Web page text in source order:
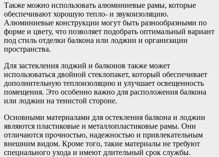
Также можно использовать алюминиевые рамы, которые
обеспечивают хорошую тепло- и звукоизоляцию.
Алюминиевые конструкции могут быть разнообразными по
форме и цвету, что позволяет подобрать оптимальный вариант
под стиль отделки балкона или лоджии и организации
пространства.
Для застекления лоджий и балконов также может
использоваться двойной стеклопакет, который обеспечивает
дополнительную теплоизоляцию и улучшает освещенность
помещения. Это особенно важно для расположения балкона
или лоджии на тенистой стороне.
Основными материалами для остекления балкона и лоджии
являются пластиковые и металлопластиковые рамы. Они
отличаются прочностью, надежностью и привлекательным
внешним видом. Кроме того, такие материалы не требуют
специального ухода и имеют длительный срок службы.